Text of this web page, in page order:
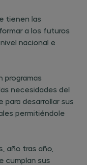
tienen las
a los futuros
nacional e
programas
necesidades del
desarrollar sus
permitiéndole
año tras año,
cumplan sus